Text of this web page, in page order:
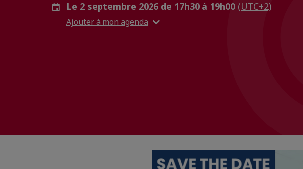
Le 2 septembre 2026 de 17h30 à 19h00 (UTC+2)
Ajouter à mon agenda